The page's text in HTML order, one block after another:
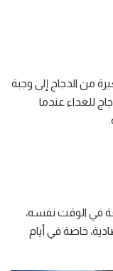
من الدجاج إلى وجبة
للغداء عندما
في الوقت نفسه،
خاصة في أيام